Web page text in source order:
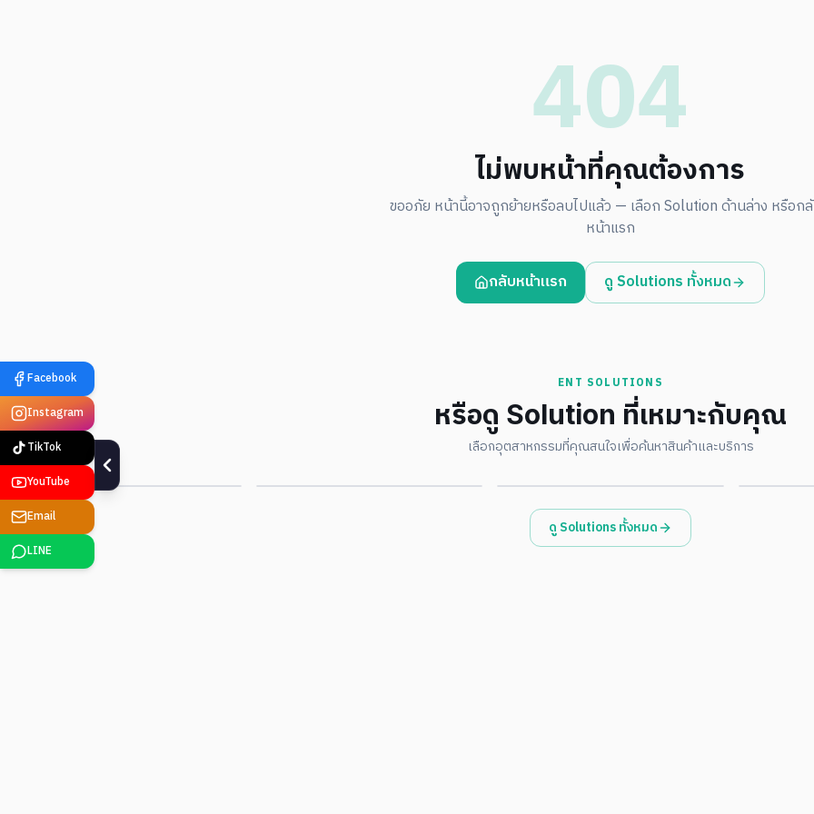
404
ไม่พบหน้าที่คุณต้องการ
ขออภัย หน้านี้อาจถูกย้ายหรือลบไปแล้ว — เลือก Solution ด้านล่าง หรือก
หน้าแรก
กลับหน้าแรก ดู Solutions ทั้งหมด
ENT SOLUTIONS
หรือดู Solution ที่เหมาะกับคุณ
เลือกอุตสาหกรรมที่คุณสนใจเพื่อค้นหาสินค้าและบริการ
Smart Factory
ดูรายละเอียด
Environmental · ESG
ดู Solutions ทั้งหมด
Facebook
Instagram
TikTok
YouTube
Email
LINE